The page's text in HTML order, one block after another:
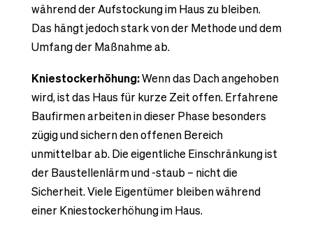
während der Aufstockung im Haus zu bleiben.
Das hängt jedoch stark von der Methode und dem
Umfang der Maßnahme ab.
Kniestockerhöhung:Wenn das Dach angehoben
wird, ist das Haus für kurze Zeit offen. Erfahrene
Baufirmen arbeiten in dieser Phase besonders
zügig und sichern den offenen Bereich
unmittelbar ab. Die eigentliche Einschränkung ist
der Baustellenlärm und -staub – nicht die
Sicherheit. Viele Eigentümer bleiben während
einer Kniestockerhöhung im Haus.